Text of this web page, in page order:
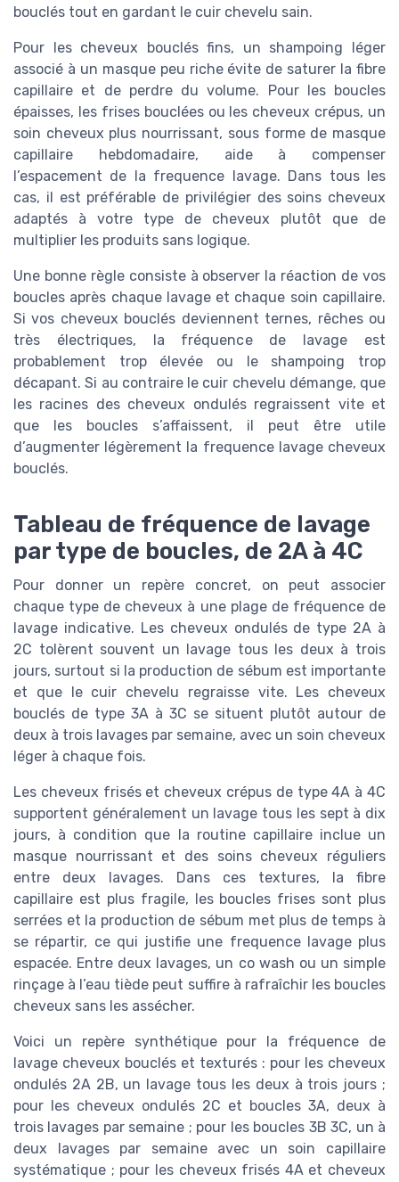
bouclés tout en gardant le cuir chevelu sain.
Pour les cheveux bouclés fins, un shampoing léger
associé à un masque peu riche évite de saturer la fibre
capillaire et de perdre du volume. Pour les boucles
épaisses, les frises bouclées ou les cheveux crépus, un
soin cheveux plus nourrissant, sous forme de masque
capillaire hebdomadaire, aide à compenser
l’espacement de la frequence lavage. Dans tous les
cas, il est préférable de privilégier des soins cheveux
adaptés à votre type de cheveux plutôt que de
multiplier les produits sans logique.
Une bonne règle consiste à observer la réaction de vos
boucles après chaque lavage et chaque soin capillaire.
Si vos cheveux bouclés deviennent ternes, rêches ou
très électriques, la fréquence de lavage est
probablement trop élevée ou le shampoing trop
décapant. Si au contraire le cuir chevelu démange, que
les racines des cheveux ondulés regraissent vite et
que les boucles s’affaissent, il peut être utile
d’augmenter légèrement la frequence lavage cheveux
bouclés.
Tableau de fréquence de lavage
par type de boucles, de 2A à 4C
Pour donner un repère concret, on peut associer
chaque type de cheveux à une plage de fréquence de
lavage indicative. Les cheveux ondulés de type 2A à
2C tolèrent souvent un lavage tous les deux à trois
jours, surtout si la production de sébum est importante
et que le cuir chevelu regraisse vite. Les cheveux
bouclés de type 3A à 3C se situent plutôt autour de
deux à trois lavages par semaine, avec un soin cheveux
léger à chaque fois.
Les cheveux frisés et cheveux crépus de type 4A à 4C
supportent généralement un lavage tous les sept à dix
jours, à condition que la routine capillaire inclue un
masque nourrissant et des soins cheveux réguliers
entre deux lavages. Dans ces textures, la fibre
capillaire est plus fragile, les boucles frises sont plus
serrées et la production de sébum met plus de temps à
se répartir, ce qui justifie une frequence lavage plus
espacée. Entre deux lavages, un co wash ou un simple
rinçage à l’eau tiède peut suffire à rafraîchir les boucles
cheveux sans les assécher.
Voici un repère synthétique pour la fréquence de
lavage cheveux bouclés et texturés : pour les cheveux
ondulés 2A 2B, un lavage tous les deux à trois jours ;
pour les cheveux ondulés 2C et boucles 3A, deux à
trois lavages par semaine ; pour les boucles 3B 3C, un à
deux lavages par semaine avec un soin capillaire
systématique ; pour les cheveux frisés 4A et cheveux